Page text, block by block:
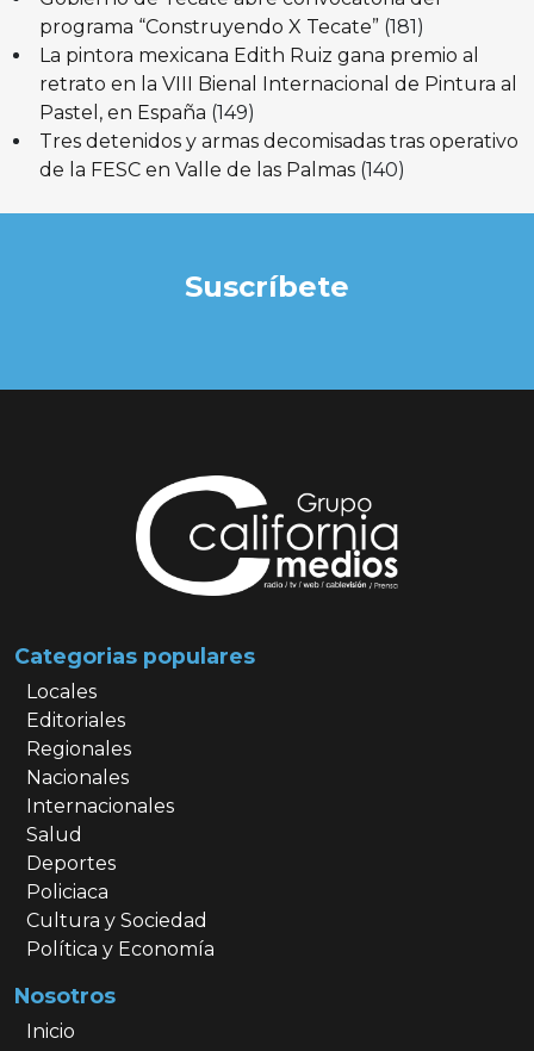
programa “Construyendo X Tecate” (181)
La pintora mexicana Edith Ruiz gana premio al
retrato en la VIII Bienal Internacional de Pintura al
Pastel, en España (149)
Tres detenidos y armas decomisadas tras operativo
de la FESC en Valle de las Palmas (140)
Suscríbete
Categorias populares
Locales
Editoriales
Regionales
Nacionales
Internacionales
Salud
Deportes
Policiaca
Cultura y Sociedad
Política y Economía
Nosotros
Inicio